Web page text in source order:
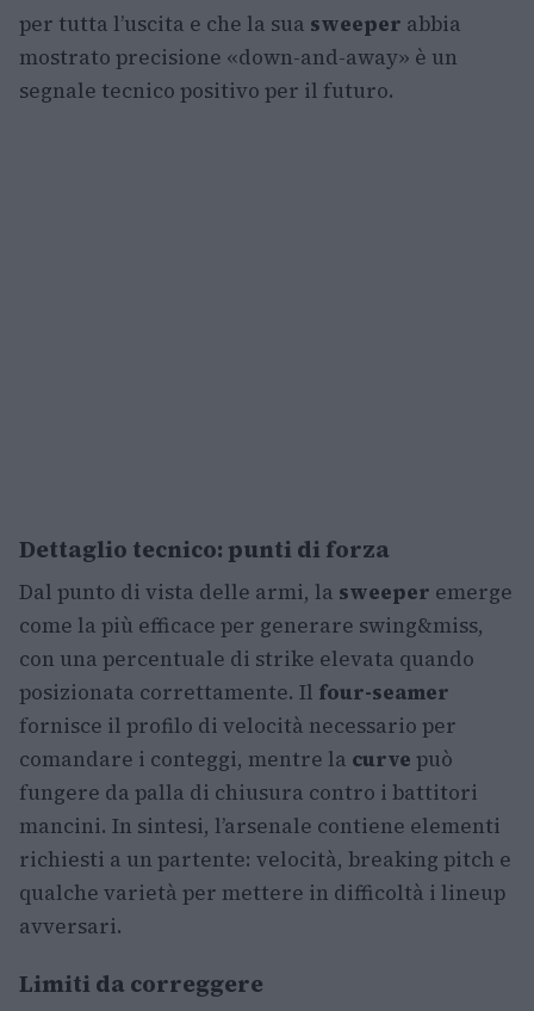
per tutta l’uscita e che la sua sweeper abbia
mostrato precisione «down-and-away» è un
segnale tecnico positivo per il futuro.
Dettaglio tecnico: punti di forza
Dal punto di vista delle armi, la sweeper emerge
come la più efficace per generare swing&miss,
con una percentuale di strike elevata quando
posizionata correttamente. Il four-seamer
fornisce il profilo di velocità necessario per
comandare i conteggi, mentre la curve può
fungere da palla di chiusura contro i battitori
mancini. In sintesi, l’arsenale contiene elementi
richiesti a un partente: velocità, breaking pitch e
qualche varietà per mettere in difficoltà i lineup
avversari.
Limiti da correggere